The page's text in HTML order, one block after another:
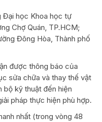
Đại học Khoa học tự
Chợ Quán, TP.HCM;
Đông Hòa, Thành phố
được thông báo của
sửa chữa và thay thế vật
bộ kỹ thuật đến hiện
pháp thực hiện phù hợp.
nhất (trong vòng 48